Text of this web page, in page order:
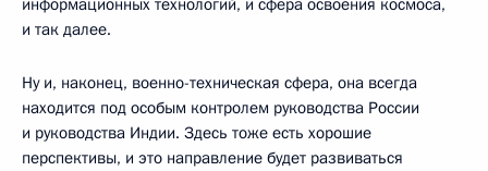
информационных технологий, и сфера освоения космоса,
и так далее.
Ну и, наконец, военно-техническая сфера, она всегда
находится под особым контролем руководства России
и руководства Индии. Здесь тоже есть хорошие
перспективы, и это направление будет развиваться